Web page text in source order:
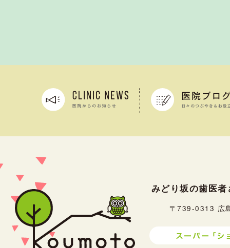
みどり坂の歯医者
〒739-0313 広